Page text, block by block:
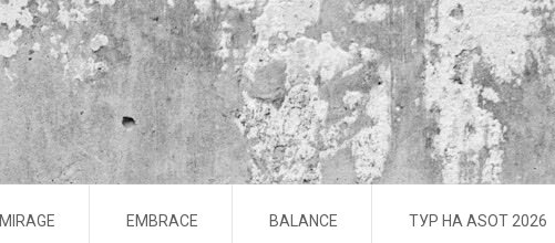
MIRAGE EMBRACE BALANCE ТУР НА ASOT 2026